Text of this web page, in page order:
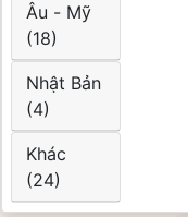
Âu - Mỹ
(18)
Nhật Bản
(4)
Khác
(24)